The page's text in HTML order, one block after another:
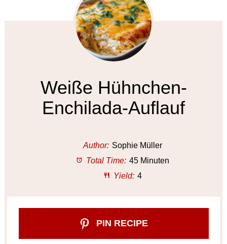
Weiße Hühnchen-
Enchilada-Auflauf
Author: Sophie Müller
Total Time: 45 Minuten
Yield: 4
PIN RECIPE